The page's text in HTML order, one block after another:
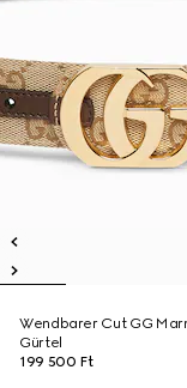
Wendbarer Cut GG
Gürtel
199 500 Ft